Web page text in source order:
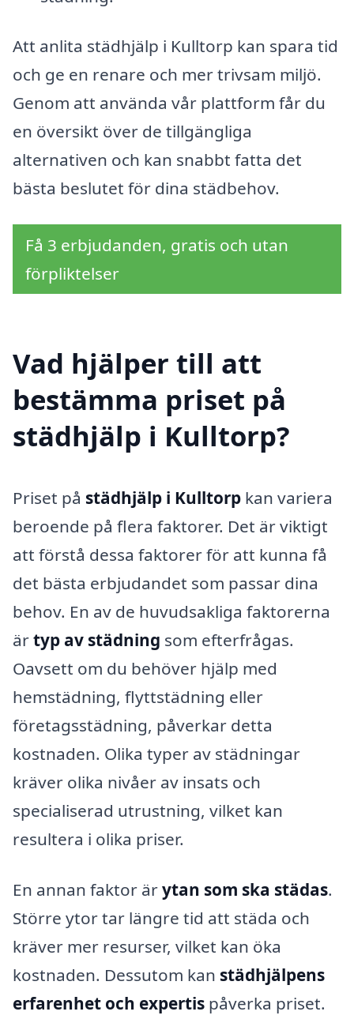
Att anlita städhjälp i Kulltorp kan spara tid
och ge en renare och mer trivsam miljö.
Genom att använda vår plattform får du
en översikt över de tillgängliga
alternativen och kan snabbt fatta det
bästa beslutet för dina städbehov.
Få 3 erbjudanden, gratis och utan
förpliktelser
Vad hjälper till att
bestämma priset på
städhjälp i Kulltorp?
Priset på städhjälp i Kulltorp kan variera
beroende på flera faktorer. Det är viktigt
att förstå dessa faktorer för att kunna få
det bästa erbjudandet som passar dina
behov. En av de huvudsakliga faktorerna
ärtyp av städning som efterfrågas.
Oavsett om du behöver hjälp med
hemstädning, flyttstädning eller
företagsstädning, påverkar detta
kostnaden. Olika typer av städningar
kräver olika nivåer av insats och
specialiserad utrustning, vilket kan
resultera i olika priser.
En annan faktor ärytan som ska städas.
Större ytor tar längre tid att städa och
kräver mer resurser, vilket kan öka
kostnaden. Dessutom kan städhjälpens
erfarenhet och expertis påverka priset.